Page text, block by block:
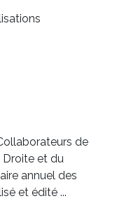
de
et du
annuel des
et édité ...